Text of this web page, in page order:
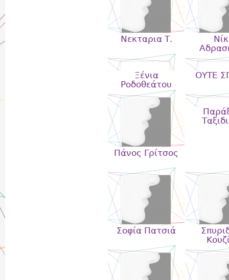
Νεκταρια Τ.
Ξένια
Ροδοθεάτου
ΟΥΤΕ
Πάνος Γρίτσος
Σοφία Πατσιά